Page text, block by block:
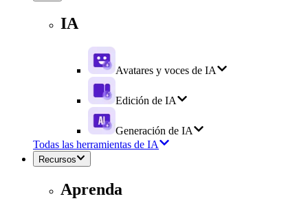
IA
Avatares y voces de IA
Edición de IA
Generación de IA
Todas las herramientas de IA
Recursos
Aprenda